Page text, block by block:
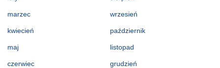
marzec
kwiecień
maj
czerwiec
wrzesień
październik
listopad
grudzień